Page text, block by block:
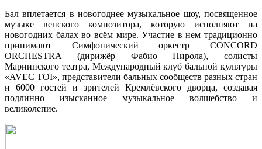
Бал вплетается в новогоднее музыкальное шоу, посвященное
музыке венского композитора, которую исполняют на
новогодних балах во всём мире. Участие в нем традиционно
принимают Симфонический оркестр CONCORD
ORCHESTRA (дирижёр Фабио Пирола), солисты
Мариинского театра, Международный клуб бальной культуры
«AVEC TOI», представители бальных сообществ разных стран
и 6000 гостей и зрителей Кремлёвского дворца, создавая
подлинно изысканное музыкальное волшебство и
великолепие.